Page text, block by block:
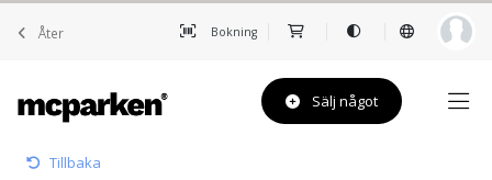
Åter Bokning
Sälj något
Tillbaka